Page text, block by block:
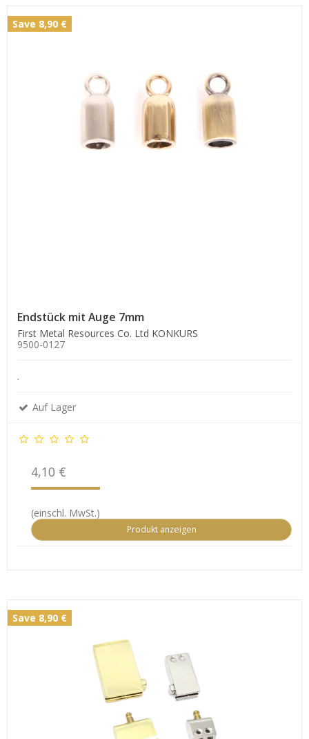
Save 8,90 €
Endstück mit Auge 7mm
First Metal Resources Co. Ltd KONKURS
9500-0127
.
Auf Lager
4,10 €
(einschl. MwSt.)
Produkt anzeigen
Save 8,90 €